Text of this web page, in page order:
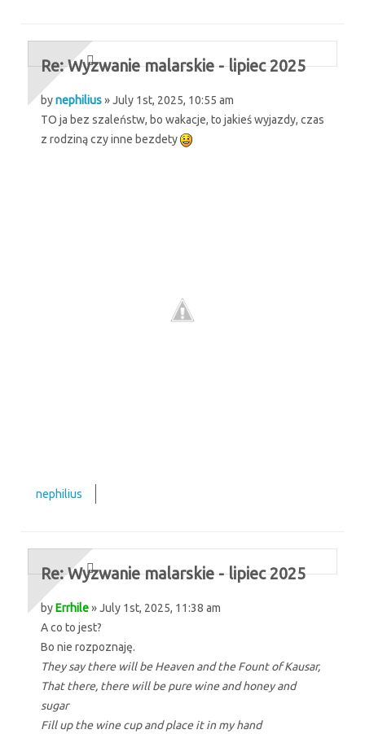
Re: Wyzwanie malarskie - lipiec 2025
bynephilius» July 1st, 2025, 10:55 am
TO ja bez szaleństw, bo wakacje, to jakieś wyjazdy, czas
z rodziną czy inne bezdety
nephilius
Re: Wyzwanie malarskie - lipiec 2025
byErrhile» July 1st, 2025, 11:38 am
A co to jest?
Bo nie rozpoznaję.
They say there will be Heaven and the Fount of Kausar,
That there, there will be pure wine and honey and
sugar
Fill up the wine cup and place it in my hand